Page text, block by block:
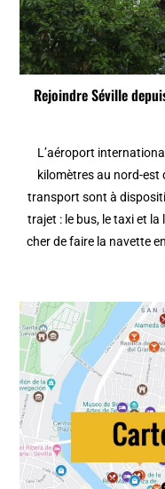
Rejoindre Séville
L’aéroport
kilomètres au nord-est
transport sont à
trajet : le bus, le taxi et
cher de faire la navette